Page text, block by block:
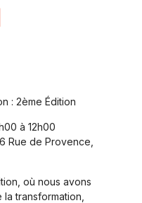
: 2ème Édition
à 12h00
Rue de Provence,
où nous avons
transformation,